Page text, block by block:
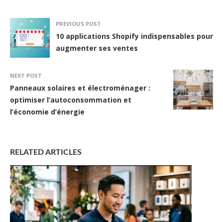
PREVIOUS POST
10 applications Shopify indispensables pour
augmenter ses ventes
NEXT POST
Panneaux solaires et électroménager :
optimiser l’autoconsommation et
l’économie d’énergie
RELATED ARTICLES